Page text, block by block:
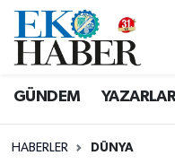
GÜNDEM
HABERLER DÜNYA
Hava Durumu